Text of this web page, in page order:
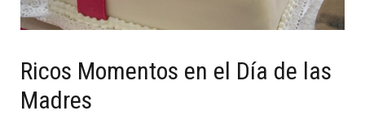
Ricos Momentos en el Día de las
Madres